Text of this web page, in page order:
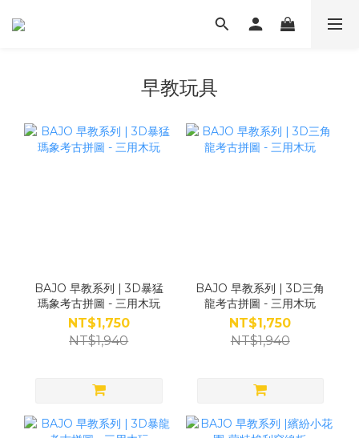
早教玩具
BAJO 早教系列 | 3D暴猛
瑪象考古拼圖 - 三用木玩
NT$1,750
NT$1,940
BAJO 早教系列 | 3D三角
龍考古拼圖 - 三用木玩
NT$1,750
NT$1,940